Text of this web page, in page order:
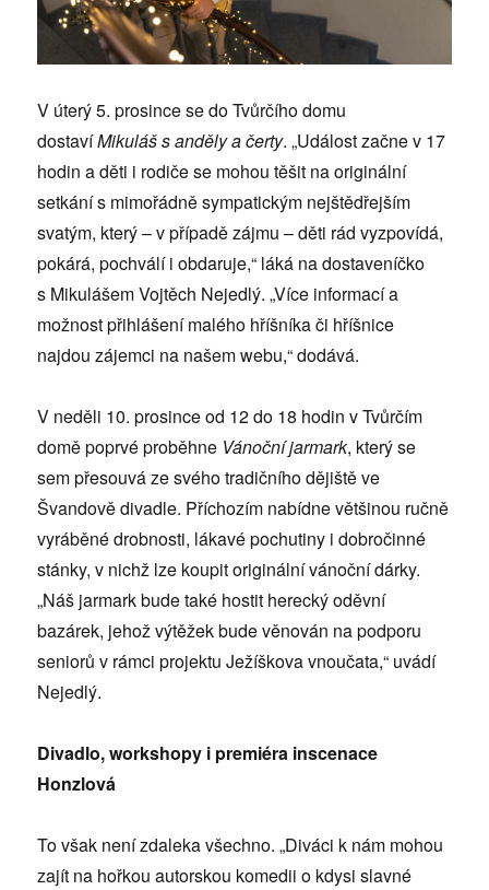
V úterý 5. prosince se do Tvůrčího domu
dostavíMikuláš s anděly a čerty. „Událost začne v 17
hodin a děti i rodiče se mohou těšit na originální
setkání s mimořádně sympatickým nejštědřejším
svatým, který – v případě zájmu – děti rád vyzpovídá,
pokárá, pochválí i obdaruje,“ láká na dostaveníčko
s Mikulášem Vojtěch Nejedlý. „Více informací a
možnost přihlášení malého hříšníka či hříšnice
najdou zájemci na našem webu,“ dodává.
V neděli 10. prosince od 12 do 18 hodin v Tvůrčím
domě poprvé proběhne Vánoční jarmark, který se
sem přesouvá ze svého tradičního dějiště ve
Švandově divadle. Příchozím nabídne většinou ručně
vyráběné drobnosti, lákavé pochutiny i dobročinné
stánky, v nichž lze koupit originální vánoční dárky.
„Náš jarmark bude také hostit herecký oděvní
bazárek, jehož výtěžek bude věnován na podporu
seniorů v rámci projektu Ježíškova vnoučata,“ uvádí
Nejedlý.
Divadlo, workshopy i premiéra inscenace
Honzlová
To však není zdaleka všechno. „Diváci k nám mohou
zajít na hořkou autorskou komedii o kdysi slavné